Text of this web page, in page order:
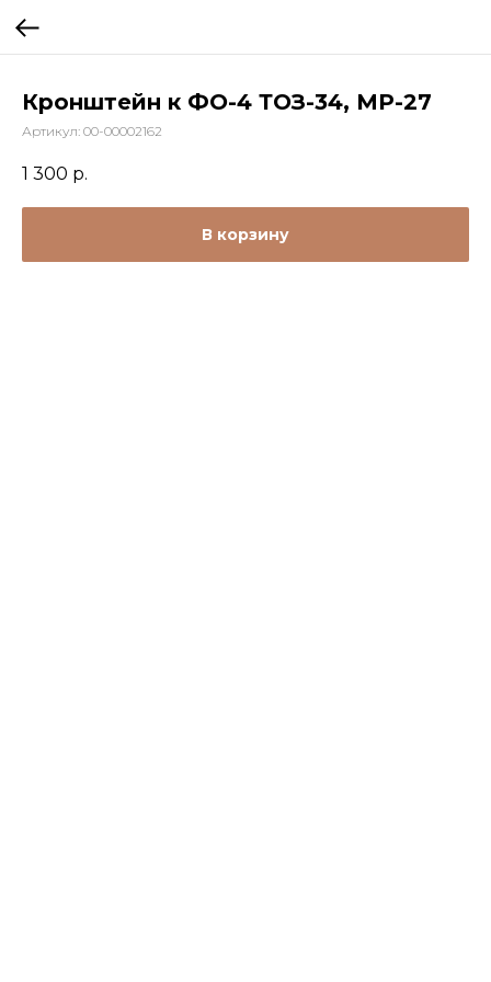
Кронштейн к ФО-4 ТОЗ-34, МР-27
Артикул: 00-00002162
1 300 р.
В корзину